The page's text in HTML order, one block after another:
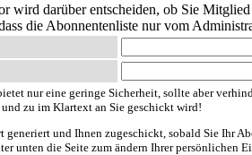
wird darüber entscheiden, ob Sie
die Abonnentenliste nur vom
nur eine geringe Sicherheit, sollte aber
und zu im Klartext an Sie geschickt wird!
und Ihnen zugeschickt, sobald Sie Ihr
unten die Seite zum ändern Ihrer persönlichen